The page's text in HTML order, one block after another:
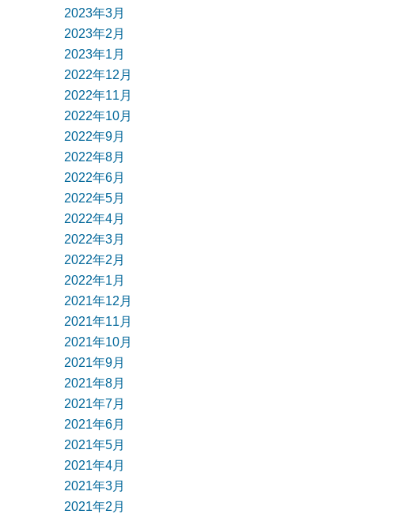
2023年3月
2023年2月
2023年1月
2022年12月
2022年11月
2022年10月
2022年9月
2022年8月
2022年6月
2022年5月
2022年4月
2022年3月
2022年2月
2022年1月
2021年12月
2021年11月
2021年10月
2021年9月
2021年8月
2021年7月
2021年6月
2021年5月
2021年4月
2021年3月
2021年2月